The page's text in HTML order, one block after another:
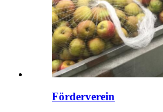
Förderverein